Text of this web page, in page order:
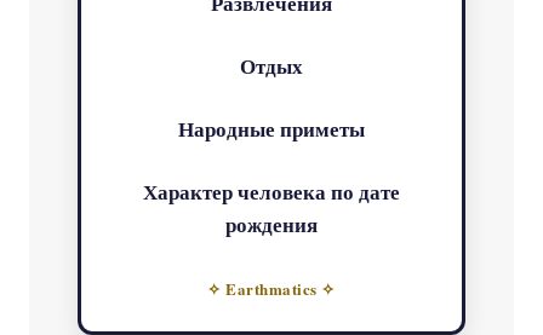
Отдых
Народные приметы
Характер человека по дате
рождения
✧ Earthmatics ✧